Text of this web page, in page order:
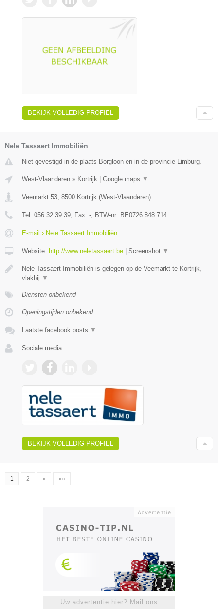
BEKIJK VOLLEDIG PROFIEL
Nele Tassaert Immobiliën
Niet gevestigd in de plaats Borgloon en in de provincie Limburg.
West-Vlaanderen » Kortrijk Google maps ▼
Veemarkt 53 8500 Kortrijk (West-Vlaanderen)
Tel: 056 32 39 39 , Fax: - , BTW-nr: BE0726.848.714
E-mail › Nele Tassaert Immobiliën
Website: http://www.neletassaert.be Screenshot ▼
Nele Tassaert Immobiliën is gelegen op de Veemarkt te Kortrijk,
vlakbij ▼
Diensten onbekend
Openingstijden onbekend
Laatste facebook posts ▼
Sociale media:
BEKIJK VOLLEDIG PROFIEL
1 2 » »»
Uw advertentie hier? Mail ons